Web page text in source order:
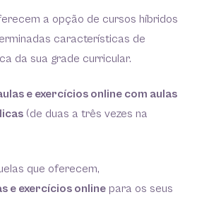
a opção de cursos híbridos
características de
da sua grade curricular.
e exercícios online com aulas
(de duas a três vezes na
que oferecem,
e exercícios online para os seus